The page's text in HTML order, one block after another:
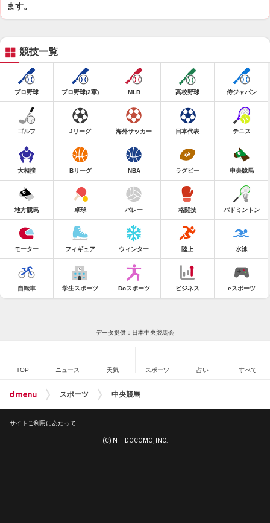
ます。
競技一覧
プロ野球 プロ野球(2軍) MLB 高校野球 侍ジャパン
ゴルフ Jリーグ 海外サッカー 日本代表 テニス
大相撲 Bリーグ NBA ラグビー 中央競馬
地方競馬 卓球 バレー 格闘技 バドミントン
モーター フィギュア ウィンター 陸上 水泳
自転車 学生スポーツ Doスポーツ ビジネス eスポーツ
データ提供：日本中央競馬会
TOP ニュース 天気 スポーツ 占い すべて
スポーツ 中央競馬
サイトご利用にあたって
(C) NTT DOCOMO, INC.